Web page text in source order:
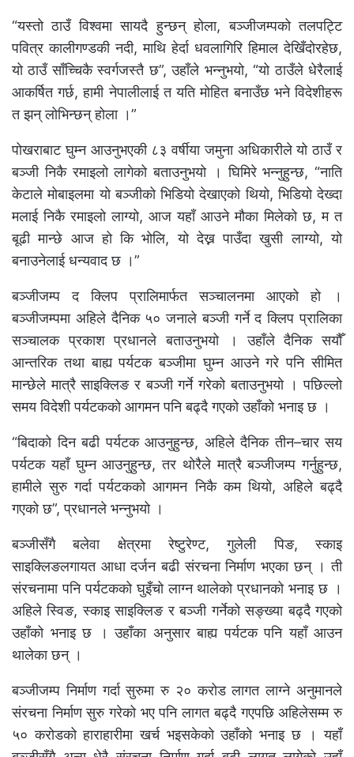
“यस्तो ठाउँ विश्वमा सायदै हुन्छन् होला, बञ्जीजम्पको तलपट्टि
पवित्र कालीगण्डकी नदी, माथि हेर्दा धवलागिरि हिमाल देखिँदोरहेछ,
यो ठाउँ साँच्चिकै स्वर्गजस्तै छ”, उहाँले भन्नुभयो, “यो ठाउँले धेरैलाई
आकर्षित गर्छ, हामी नेपालीलाई त यति मोहित बनाउँछ भने विदेशीहरू
त झन् लोभिन्छन् होला ।”
पोखराबाट घुम्न आउनुभएकी ८३ वर्षीया जमुना अधिकारीले यो ठाउँ र
बञ्जी निकै रमाइलो लागेको बताउनुभयो । घिमिरे भन्नुहुन्छ, “नाति
केटाले मोबाइलमा यो बञ्जीको भिडियो देखाएको थियो, भिडियो देख्दा
मलाई निकै रमाइलो लाग्यो, आज यहाँ आउने मौका मिलेको छ, म त
बूढी मान्छे आज हो कि भोलि, यो देख्न पाउँदा खुसी लाग्यो, यो
बनाउनेलाई धन्यवाद छ ।”
बञ्जीजम्प द क्लिप प्रालिमार्फत सञ्चालनमा आएको हो ।
बञ्जीजम्पमा अहिले दैनिक ५० जनाले बञ्जी गर्ने द क्लिप प्रालिका
सञ्चालक प्रकाश प्रधानले बताउनुभयो । उहाँले दैनिक सयौँ
आन्तरिक तथा बाह्य पर्यटक बञ्जीमा घुम्न आउने गरे पनि सीमित
मान्छेले मात्रै साइक्लिङ र बञ्जी गर्ने गरेको बताउनुभयो । पछिल्लो
समय विदेशी पर्यटकको आगमन पनि बढ्दै गएको उहाँको भनाइ छ ।
“बिदाको दिन बढी पर्यटक आउनुहुन्छ, अहिले दैनिक तीन–चार सय
पर्यटक यहाँ घुम्न आउनुहुन्छ, तर थोरैले मात्रै बञ्जीजम्प गर्नुहुन्छ,
हामीले सुरु गर्दा पर्यटकको आगमन निकै कम थियो, अहिले बढ्दै
गएको छ”, प्रधानले भन्नुभयो ।
बञ्जीसँगै बलेवा क्षेत्रमा रेष्टुरेण्ट, गुलेली पिङ, स्काइ
साइक्लिङलगायत आधा दर्जन बढी संरचना निर्माण भएका छन् । ती
संरचनामा पनि पर्यटकको घुइँचो लाग्न थालेको प्रधानको भनाइ छ ।
अहिले स्विङ, स्काइ साइक्लिङ र बञ्जी गर्नेको सङ्ख्या बढ्दै गएको
उहाँको भनाइ छ । उहाँका अनुसार बाह्य पर्यटक पनि यहाँ आउन
थालेका छन् ।
बञ्जीजम्प निर्माण गर्दा सुरुमा रु २० करोड लागत लाग्ने अनुमानले
संरचना निर्माण सुरु गरेको भए पनि लागत बढ्दै गएपछि अहिलेसम्म रु
५० करोडको हाराहारीमा खर्च भइसकेको उहाँको भनाइ छ । यहाँ